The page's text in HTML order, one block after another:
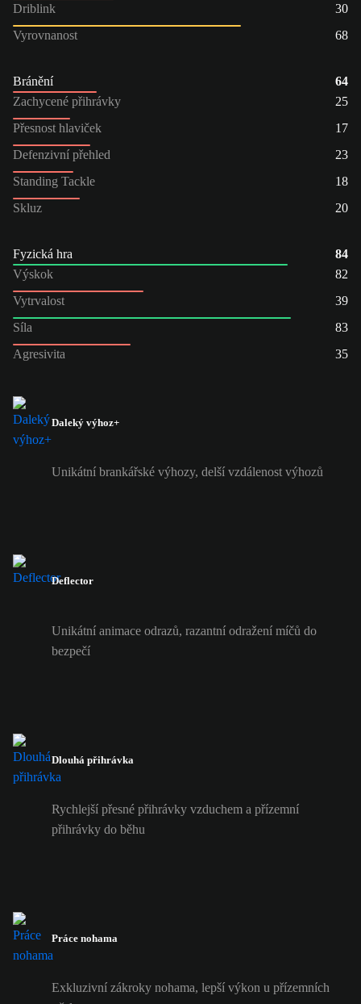
Driblink
30
Vyrovnanost
68
Bránění
64
Zachycené přihrávky
25
Přesnost hlaviček
17
Defenzivní přehled
23
Standing Tackle
18
Skluz
20
Fyzická hra
84
Výskok
82
Vytrvalost
39
Síla
83
Agresivita
35
Daleký výhoz+
Unikátní brankářské výhozy, delší vzdálenost výhozů
Deflector
Unikátní animace odrazů, razantní odražení míčů do
bezpečí
Dlouhá přihrávka
Rychlejší přesné přihrávky vzduchem a přízemní
přihrávky do běhu
Práce nohama
Exkluzivní zákroky nohama, lepší výkon u přízemních